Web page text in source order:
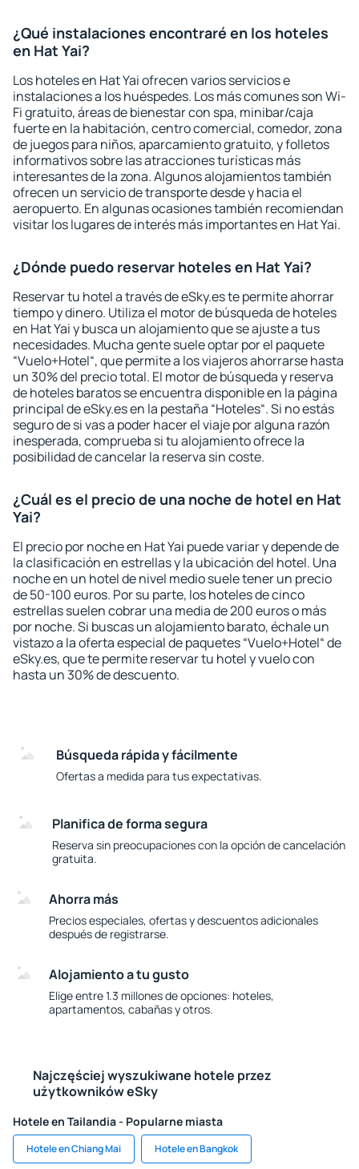
¿Qué instalaciones encontraré en los hoteles
en Hat Yai?
Los hoteles en Hat Yai ofrecen varios servicios e
instalaciones a los huéspedes. Los más comunes son Wi-
Fi gratuito, áreas de bienestar con spa, minibar/caja
fuerte en la habitación, centro comercial, comedor, zona
de juegos para niños, aparcamiento gratuito, y folletos
informativos sobre las atracciones turísticas más
interesantes de la zona. Algunos alojamientos también
ofrecen un servicio de transporte desde y hacia el
aeropuerto. En algunas ocasiones también recomiendan
visitar los lugares de interés más importantes en Hat Yai.
¿Dónde puedo reservar hoteles en Hat Yai?
Reservar tu hotel a través de eSky.es te permite ahorrar
tiempo y dinero. Utiliza el motor de búsqueda de hoteles
en Hat Yai y busca un alojamiento que se ajuste a tus
necesidades. Mucha gente suele optar por el paquete
“Vuelo+Hotel“, que permite a los viajeros ahorrarse hasta
un 30% del precio total. El motor de búsqueda y reserva
de hoteles baratos se encuentra disponible en la página
principal de eSky.es en la pestaña “Hoteles“. Si no estás
seguro de si vas a poder hacer el viaje por alguna razón
inesperada, comprueba si tu alojamiento ofrece la
posibilidad de cancelar la reserva sin coste.
¿Cuál es el precio de una noche de hotel en Hat
Yai?
El precio por noche en Hat Yai puede variar y depende de
la clasificación en estrellas y la ubicación del hotel. Una
noche en un hotel de nivel medio suele tener un precio
de 50-100 euros. Por su parte, los hoteles de cinco
estrellas suelen cobrar una media de 200 euros o más
por noche. Si buscas un alojamiento barato, échale un
vistazo a la oferta especial de paquetes “Vuelo+Hotel“ de
eSky.es, que te permite reservar tu hotel y vuelo con
hasta un 30% de descuento.
Búsqueda rápida y fácilmente
Ofertas a medida para tus expectativas.
Planifica de forma segura
Reserva sin preocupaciones con la opción de cancelación
gratuita.
Ahorra más
Precios especiales, ofertas y descuentos adicionales
después de registrarse.
Alojamiento a tu gusto
Elige entre 1.3 millones de opciones: hoteles,
apartamentos, cabañas y otros.
Najczęściej wyszukiwane hotele przez
użytkowników eSky
Hotele en Tailandia - Popularne miasta
Hotele en Chiang Mai Hotele en Bangkok